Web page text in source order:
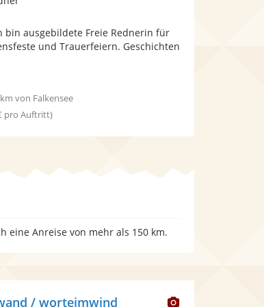
bereit.
bin ausgebildete Freie Rednerin für
und Trauerfeiern. Geschichten
von Falkensee
pro Auftritt)
eine Anreise von mehr als 150 km.
Dieser
/ worteimwind